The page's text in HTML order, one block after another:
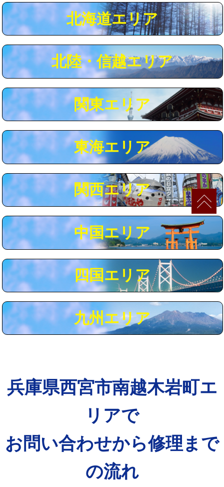
用（追加）/3ｍ超え)
給水管工事※（ライニング鋼管・銅
44,000円
給水管工事※（ライニング鋼管・銅
管・ポリ管・HT管使用/3ｍ超え)
+8,800円
マス交換（土の掘削・埋め戻し作業） 11,000円~
マス交換（深さ50㎝未満） 55,000円
マス交換（深さ50㎝以上） 66,000円
コンクリート斫り（厚さ10㎝まで） 27,500円
コンクリート斫り（厚さ10㎝超え） 38,500円
モルタル補修（厚さ10㎝まで） 27,500円
追加人工 16,500円
※給水管工事は20mmまでの価格です。
北海道エリア
北陸・信越エリア
関東エリア
東海エリア
関西エリア
中国エリア
四国エリア
九州エリア
兵庫県西宮市南越木岩町エ
リアで
お問い合わせから修理まで
の流れ